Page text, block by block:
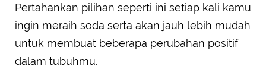
Pertahankan pilihan seperti ini setiap kali kamu
ingin meraih soda serta akan jauh lebih mudah
untuk membuat beberapa perubahan positif
dalam tubuhmu.